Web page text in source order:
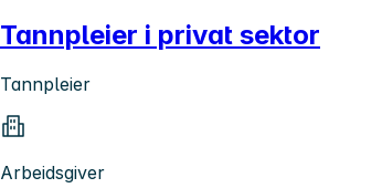
Tannpleier i privat sektor
Tannpleier
Arbeidsgiver